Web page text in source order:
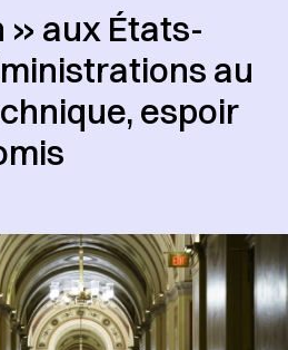
aux États-
au
espoir